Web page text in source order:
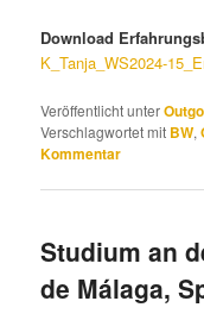
Download
K_Tanja_WS2024-
Veröffentlicht unter
Verschlagwortet mit BW,
Kommentar
Studium an
de Málaga,